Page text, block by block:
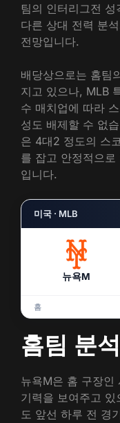
팀의 인터리그전
다른 상대 전력 분
전망입니다.
배당상으로는 홈팀
지고 있으나, MLB
수 매치업에 따라
성도 배제할 수 없
은 4대2 정도의 스
를 잡고 안정적으
입니다.
미국 · MLB
뉴욕M
홈
홈팀 분
뉴욕M은 홈 구장인
기력을 보여주고
도 앞선 하루 전 경